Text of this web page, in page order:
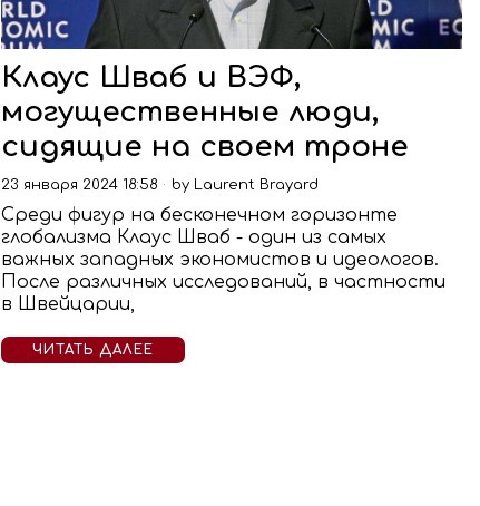
Клаус Шваб и ВЭФ,
могущественные люди,
сидящие на своем троне
23 января 2024 18:58 by Laurent Brayard
Среди фигур на бесконечном горизонте
глобализма Клаус Шваб - один из самых
важных западных экономистов и идеологов.
После различных исследований, в частности
в Швейцарии,
ЧИТАТЬ ДАЛЕЕ